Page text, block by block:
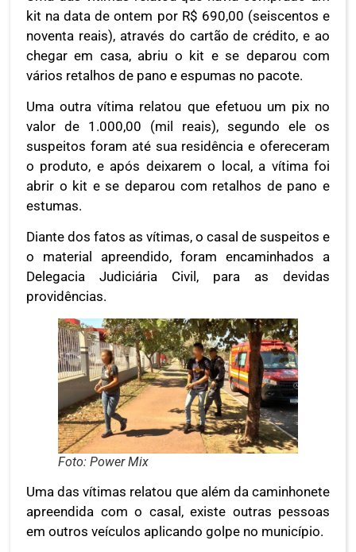
kit na data de ontem por R$ 690,00 (seiscentos e
noventa reais), através do cartão de crédito, e ao
chegar em casa, abriu o kit e se deparou com
vários retalhos de pano e espumas no pacote.
Uma outra vítima relatou que efetuou um pix no
valor de 1.000,00 (mil reais), segundo ele os
suspeitos foram até sua residência e ofereceram
o produto, e após deixarem o local, a vítima foi
abrir o kit e se deparou com retalhos de pano e
estumas.
Diante dos fatos as vítimas, o casal de suspeitos e
o material apreendido, foram encaminhados a
Delegacia Judiciária Civil, para as devidas
providências.
Foto: Power Mix
Uma das vítimas relatou que além da caminhonete
apreendida com o casal, existe outras pessoas
em outros veículos aplicando golpe no município.